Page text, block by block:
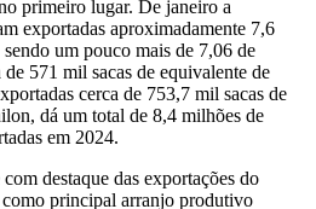
primeiro lugar. De janeiro a
exportadas aproximadamente 7,6
um pouco mais de 7,06 de
571 mil sacas de equivalente de
cerca de 753,7 mil sacas de
dá um total de 8,4 milhões de
em 2024.
destaque das exportações do
principal arranjo produtivo